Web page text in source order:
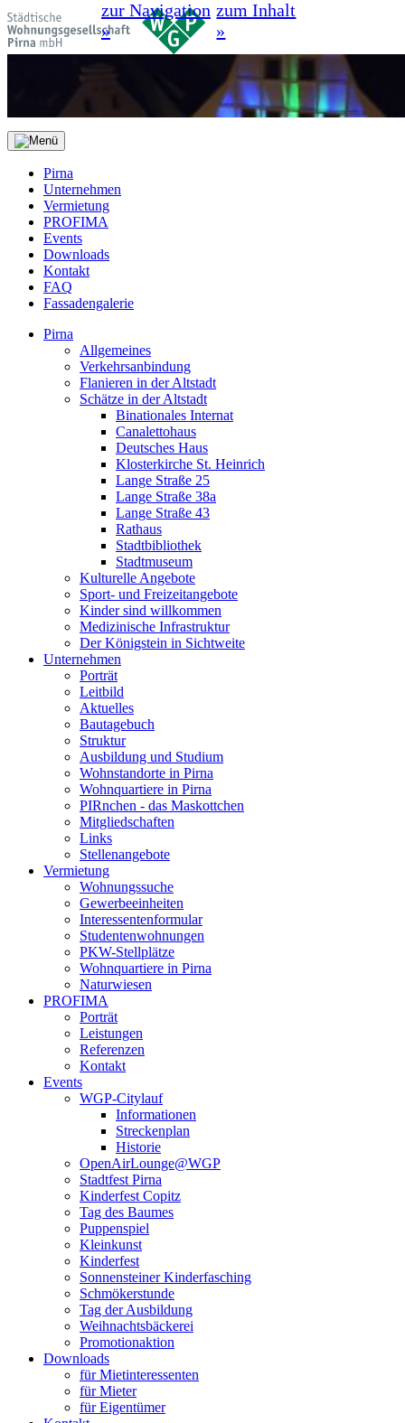
zur Navigation
»
zum Inhalt
»
Pirna
Unternehmen
Vermietung
PROFIMA
Events
Downloads
Kontakt
FAQ
Fassadengalerie
Pirna
Allgemeines
Verkehrsanbindung
Flanieren in der Altstadt
Schätze in der Altstadt
Binationales Internat
Canalettohaus
Deutsches Haus
Klosterkirche St. Heinrich
Lange Straße 25
Lange Straße 38a
Lange Straße 43
Rathaus
Stadtbibliothek
Stadtmuseum
Kulturelle Angebote
Sport- und Freizeitangebote
Kinder sind willkommen
Medizinische Infrastruktur
Der Königstein in Sichtweite
Unternehmen
Porträt
Leitbild
Aktuelles
Bautagebuch
Struktur
Ausbildung und Studium
Wohnstandorte in Pirna
Wohnquartiere in Pirna
PIRnchen - das Maskottchen
Mitgliedschaften
Links
Stellenangebote
Vermietung
Wohnungssuche
Gewerbeeinheiten
Interessentenformular
Studentenwohnungen
PKW-Stellplätze
Wohnquartiere in Pirna
Naturwiesen
PROFIMA
Porträt
Leistungen
Referenzen
Kontakt
Events
WGP-Citylauf
Informationen
Streckenplan
Historie
OpenAirLounge@WGP
Stadtfest Pirna
Kinderfest Copitz
Tag des Baumes
Puppenspiel
Kleinkunst
Kinderfest
Sonnensteiner Kinderfasching
Schmökerstunde
Tag der Ausbildung
Weihnachtsbäckerei
Promotionaktion
Downloads
für Mietinteressenten
für Mieter
für Eigentümer